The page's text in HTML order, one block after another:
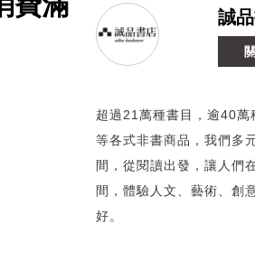
誠
超過21萬種書目，逾40萬
等各式非書商品，我們多
間，從閱讀出發，讓人們
間，體驗人文、藝術、創
好。